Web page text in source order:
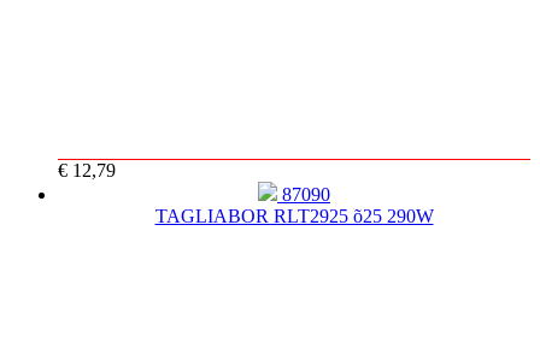
€ 12,79
87090
TAGLIABOR RLT2925 õ25 290W